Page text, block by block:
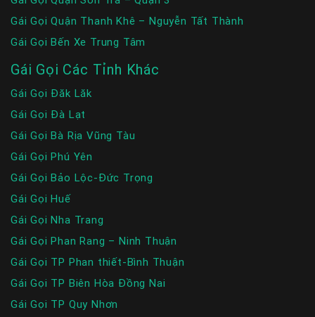
Gái Gọi Quận Thanh Khê – Nguyễn Tất Thành
Gái Gọi Bến Xe Trung Tâm
Gái Gọi Các Tỉnh Khác
Gái Gọi Đăk Lăk
Gái Gọi Đà Lạt
Gái Gọi Bà Rịa Vũng Tàu
Gái Gọi Phú Yên
Gái Gọi Bảo Lộc-Đức Trọng
Gái Gọi Huế
Gái Gọi Nha Trang
Gái Gọi Phan Rang – Ninh Thuận
Gái Gọi TP Phan thiết-Bình Thuận
Gái Gọi TP Biên Hòa Đồng Nai
Gái Gọi TP Quy Nhơn